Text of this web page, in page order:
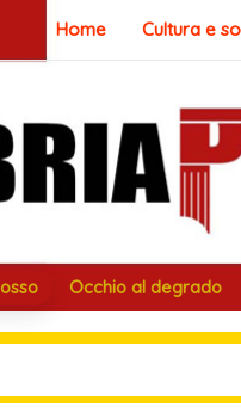
Home Cultura e
Occhio al degrado